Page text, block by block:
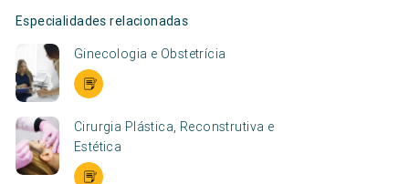
Especialidades relacionadas
Ginecologia e Obstetrícia
Cirurgia Plástica, Reconstrutiva e
Estética